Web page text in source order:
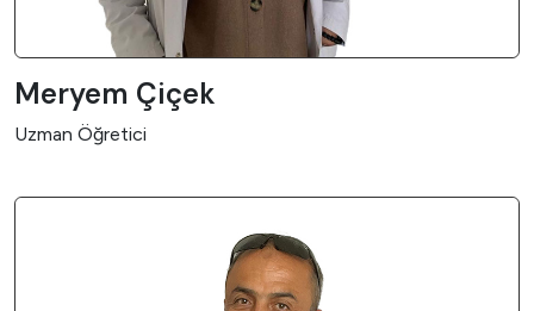
Meryem Çiçek
Uzman Öğretici